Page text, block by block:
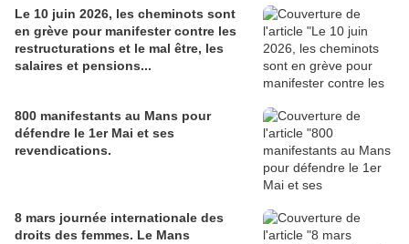
Le 10 juin 2026, les cheminots sont
en grève pour manifester contre les
restructurations et le mal être, les
salaires et pensions...
800 manifestants au Mans pour
défendre le 1er Mai et ses
revendications.
8 mars journée internationale des
droits des femmes. Le Mans